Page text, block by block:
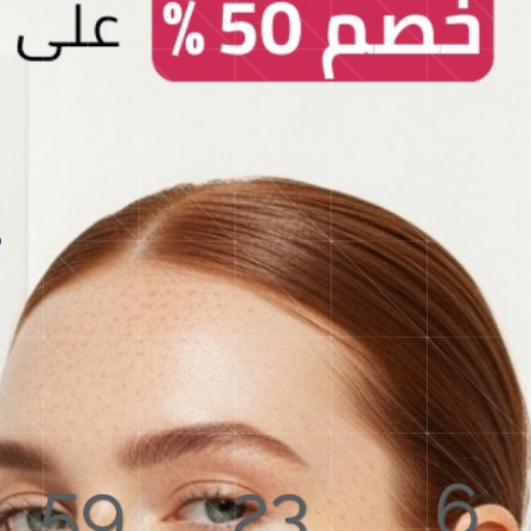
6
23
59